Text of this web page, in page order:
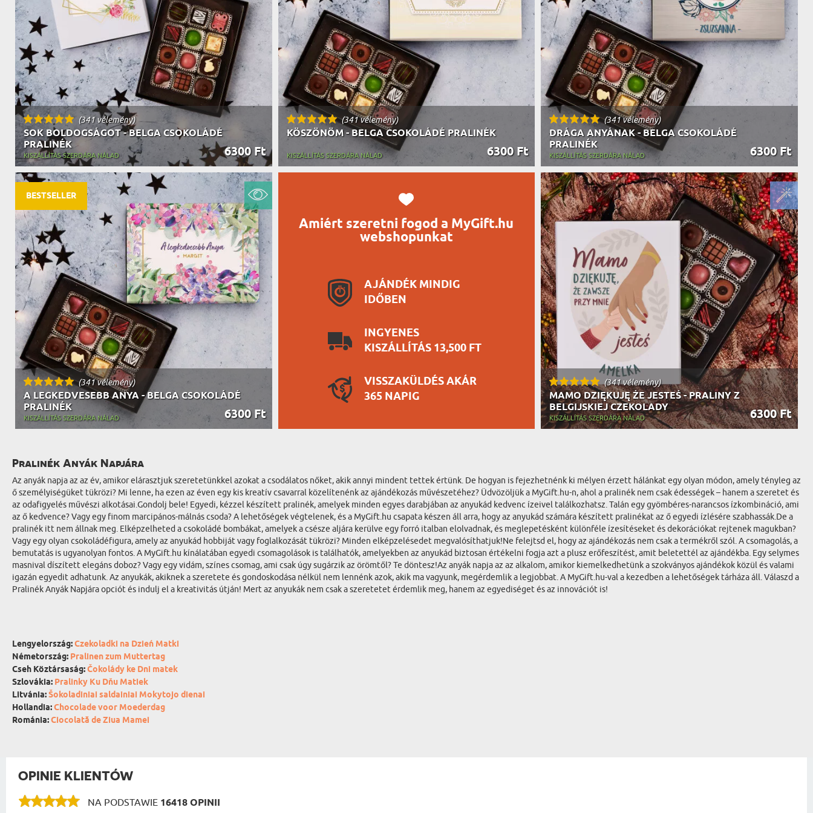
APÓSÉKNAK
UTAZÓNAK
BICIKLISTÁNAK
IDŐSEBBNEK
SPORTOLÓNAK
TŰZOLTÓNAK
FŐNÖKNEK
HORGÁSZNAK
VICCELŐDŐNEK
ÉLELMISZEREK
AZ AJÁNDÉK VONÁSAI
(341 vélemény)
SOK BOLDOGSÁGOT - BELGA CSOKOLÁDÉ
PRALINÉK
6300 Ft
KISZÁLLÍTÁS SZERDÁRA NÁLAD
(341 vélemény)
KÖSZÖNÖM - BELGA CSOKOLÁDÉ PRALINÉK
6300 Ft
KISZÁLLÍTÁS SZERDÁRA NÁLAD
Amiért szeretni fogod a MyGift.hu
webshopunkat
AJÁNDÉK MINDIG
IDŐBEN
INGYENES
KISZÁLLÍTÁS 13,500 FT
VISSZAKÜLDÉS AKÁR
365 NAPIG
(341 vélemény)
DRÁGA ANYÁNAK - BELGA CSOKOLÁDÉ
PRALINÉK
6300 Ft
KISZÁLLÍTÁS SZERDÁRA NÁLAD
(341 vélemény)
A LEGKEDVESEBB ANYA - BELGA CSOKOLÁDÉ
PRALINÉK
6300 Ft
KISZÁLLÍTÁS SZERDÁRA NÁLAD
BESTSELLER
(341 vélemény)
MAMO DZIĘKUJĘ ŻE JESTEŚ - PRALINY Z
BELGIJSKIEJ CZEKOLADY
6300 Ft
KISZÁLLÍTÁS SZERDÁRA NÁLAD
Pralinék Anyák Napjára
Az anyák napja az az év, amikor elárasztjuk szeretetünkkel azokat a csodálatos nőket, akik annyi mindent tettek értünk. De hogyan is fejezhetnénk ki mélyen érzett hálánkat egy olyan módon, amely tényleg az
ő személyiségüket tükrözi? Mi lenne, ha ezen az éven egy kis kreatív csavarral közelítenénk az ajándékozás művészetéhez? Üdvözöljük a MyGift.hu-n, ahol a pralinék nem csak édességek – hanem a szeretet és
az odafigyelés művészi alkotásai.Gondolj bele! Egyedi, kézzel készített pralinék, amelyek minden egyes darabjában az anyukád kedvenc ízeivel találkozhatsz. Talán egy gyömbéres-narancsos ízkombináció, ami
az ő kedvence? Vagy egy finom marcipános-málnás csoda? A lehetőségek végtelenek, és a MyGift.hu csapata készen áll arra, hogy az anyukád számára készített pralinékat az ő egyedi ízlésére szabhassák.De a
pralinék itt nem állnak meg. Elképzelheted a csokoládé bombákat, amelyek a csésze aljára kerülve egy forró italban elolvadnak, és meglepetésként különféle ízesítéseket és dekorációkat rejtenek magukban?
Vagy egy olyan csokoládéfigura, amely az anyukád hobbiját vagy foglalkozását tükrözi? Minden elképzelésedet megvalósíthatjuk!Ne felejtsd el, hogy az ajándékozás nem csak a termékről szól. A csomagolás, a
bemutatás is ugyanolyan fontos. A MyGift.hu kínálatában egyedi csomagolások is találhatók, amelyekben az anyukád biztosan értékelni fogja azt a plusz erőfeszítést, amit beletettél az ajándékba. Egy selymes
masnival díszített elegáns doboz? Vagy egy vidám, színes csomag, ami csak úgy sugárzik az örömtől? Te döntesz!Az anyák napja az az alkalom, amikor kiemelkedhetünk a szokványos ajándékok közül és valami
igazán egyedit adhatunk. Az anyukák, akiknek a szeretete és gondoskodása nélkül nem lennénk azok, akik ma vagyunk, megérdemlik a legjobbat. A MyGift.hu-val a kezedben a lehetőségek tárháza áll. Válaszd a
Pralinék Anyák Napjára opciót és indulj el a kreativitás útján! Mert az anyukák nem csak a szeretetet érdemlik meg, hanem az egyediséget és az innovációt is!
Lengyelország:Czekoladki na Dzień Matki
Németország: Pralinen zum Muttertag
Cseh Köztársaság:Čokolády ke Dni matek
Szlovákia: Pralinky Ku Dňu Matiek
Litvánia:Šokoladiniai saldainiai Mokytojo dienai
Hollandia:Chocolade voor Moederdag
Románia:Ciocolată de Ziua Mamei
OPINIE KLIENTÓW
NA PODSTAWIE 16418 OPINII